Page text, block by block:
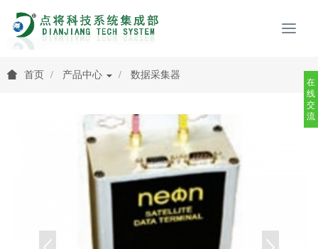
首页 产品中心 数据采集器
在
线
交
流